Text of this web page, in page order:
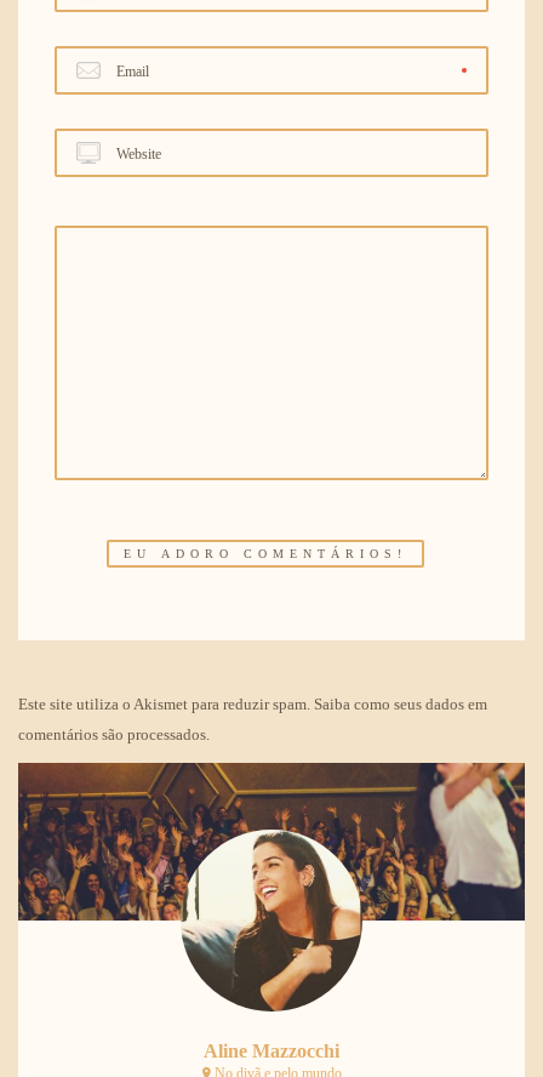
Email
Website
Este site utiliza o Akismet para reduzir spam. Saiba como seus dados em
comentários são processados.
Aline Mazzocchi
No divã e pelo mundo